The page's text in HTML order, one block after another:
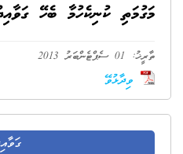
މަގުމަތި ކުނިކެހުމާ ބެހޭ
ތާރީޚު: 01 ސެޕްޓެންބަރު 2013
ވިދާޅުވޭ